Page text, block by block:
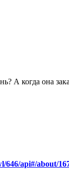
А когда она
646/api#/about/